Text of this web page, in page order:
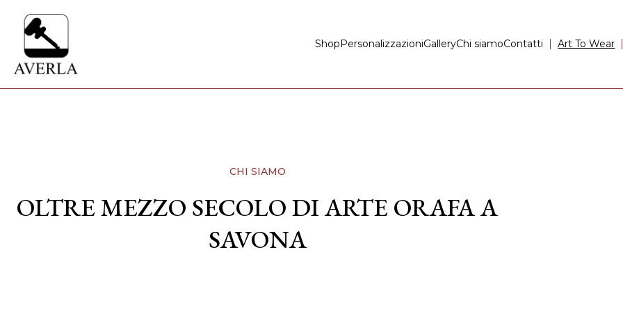
ShopPersonalizzazioniGalleryChi siamoContatti Art To Wear
CHI SIAMO
OLTRE MEZZO SECOLO DI ARTE ORAFA A
SAVONA